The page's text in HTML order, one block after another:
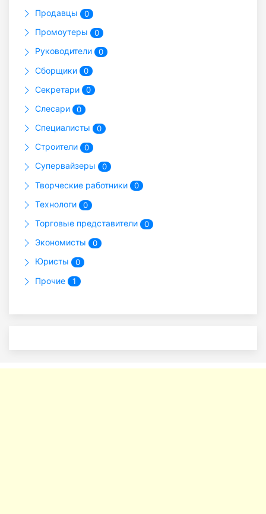
Продавцы 0
Промоутеры 0
Руководители 0
Сборщики 0
Секретари 0
Слесари 0
Специалисты 0
Строители 0
Супервайзеры 0
Творческие работники 0
Технологи 0
Торговые представители 0
Экономисты 0
Юристы 0
Прочие 1